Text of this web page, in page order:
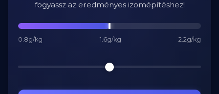
fogyassz az eredményes izomépítéshez!
0.8g/kg 1.6g/kg 2.2g/kg